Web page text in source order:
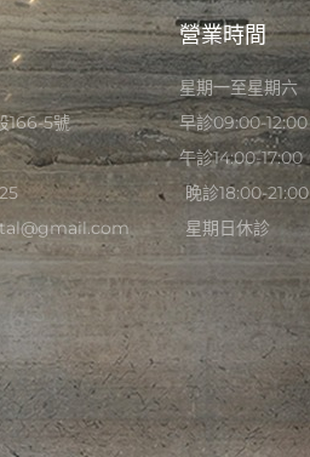
166-5號
營業時間
星期一至星期六
早診09:00-12:00
午診14:00-17:00
晚診18:00-21:00
星期日休診